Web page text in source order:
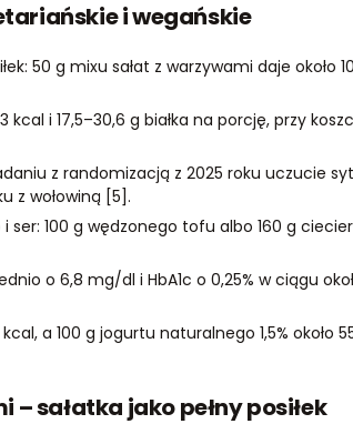
i wegańskie
50 g mixu sałat z warzywami daje około
i 17,5–30,6 g białka na porcję, przy
z randomizacją z 2025 roku uczucie
z wołowiną [5].
ser: 100 g wędzonego tofu albo 160 g
o 6,8 mg/dl i HbA1c o 0,25% w ciągu
a 100 g jogurtu naturalnego 1,5% około
sałatka jako pełny posiłek